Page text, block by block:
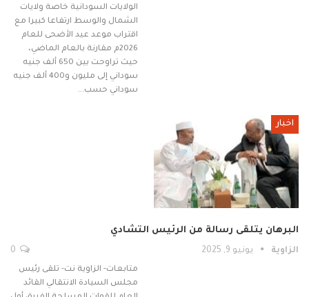
الولايات السودانية خاصة ولايات
الشمال والوسط ارتفاعا كبيرا مع
اقتراب موعد عيد الأضحى للعام
2026م مقارنة بالعام الماضي،
حيث تراوحت بين 650 ألف جنيه
سوداني إلى مليون و400 ألف جنيه
سوداني حسب…
اخبار
البرهان يتلقى رسالة من الرئيس التشادي
الزاوية يونيو 9, 2025
متابعات- الزاوية نت- تلقى رئيس
مجلس السيادة الانتقالي القائد